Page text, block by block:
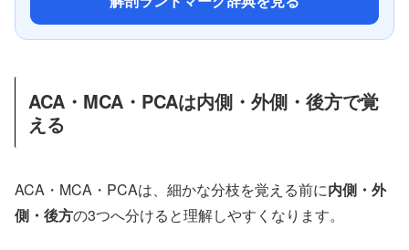
ACA・MCA・PCAは内側・外側・後方で覚
える
ACA・MCA・PCAは、細かな分枝を覚える前に内側・外
側・後方の3つへ分けると理解しやすくなります。